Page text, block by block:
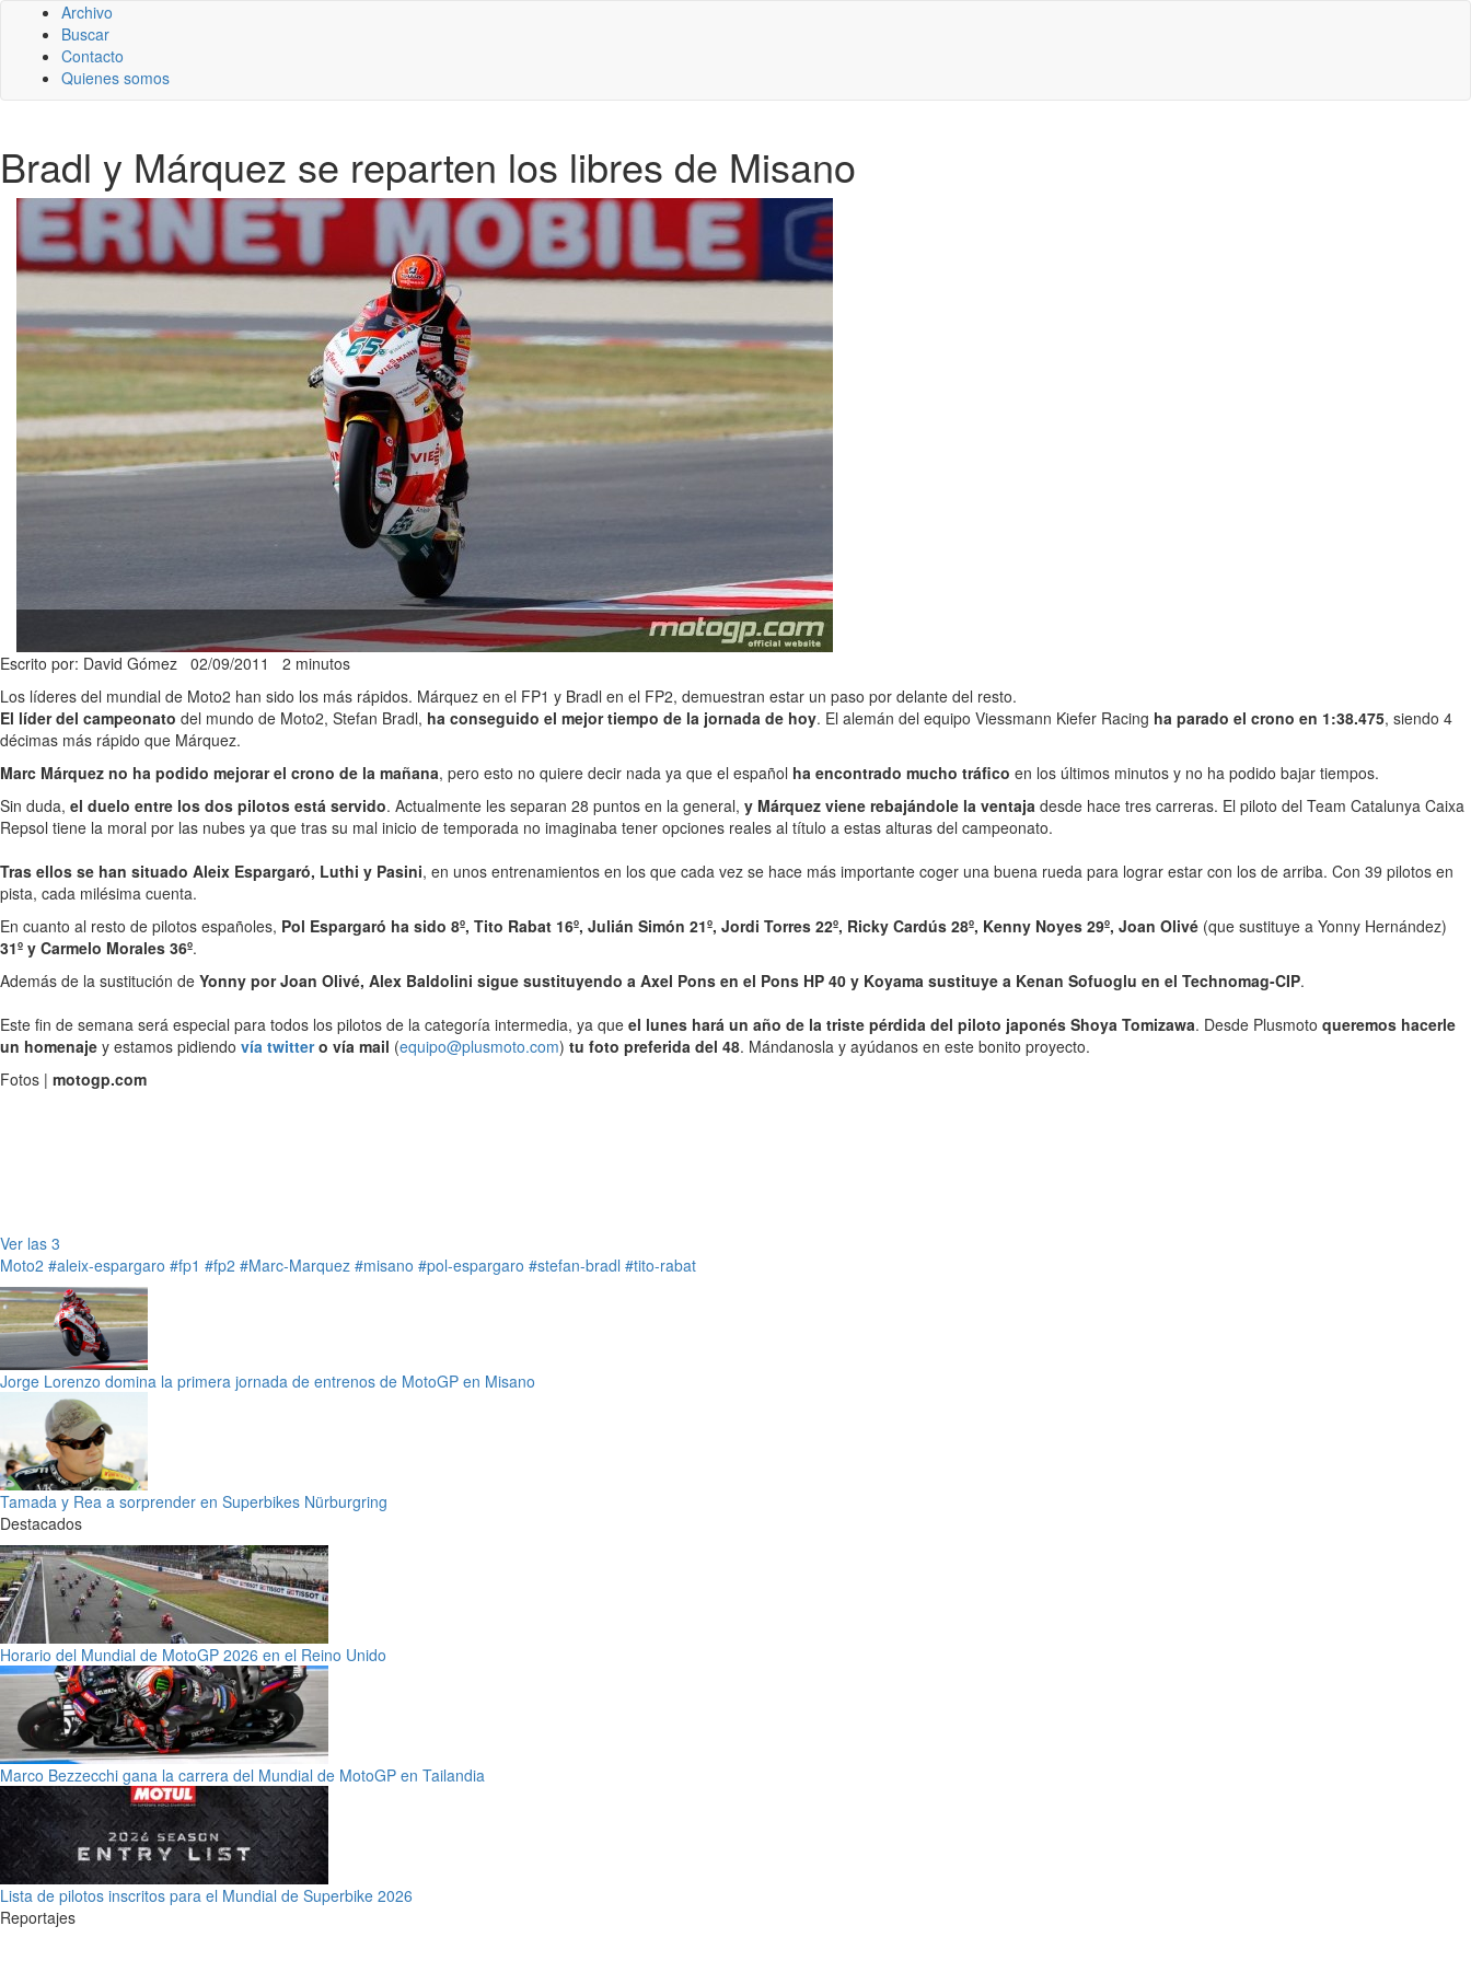
Archivo
Buscar
Contacto
Quienes somos
Bradl y Márquez se reparten los libres de Misano
Escrito por: David Gómez 02/09/2011 2 minutos
Los líderes del mundial de Moto2 han sido los más rápidos. Márquez en el FP1 y Bradl en el FP2, demuestran estar un paso por delante del resto.
El líder del campeonato del mundo de Moto2, Stefan Bradl, ha conseguido el mejor tiempo de la jornada de hoy. El alemán del equipo Viessmann Kiefer Racing ha parado el crono en 1:38.475, siendo 4
décimas más rápido que Márquez.
Marc Márquez no ha podido mejorar el crono de la mañana, pero esto no quiere decir nada ya que el español ha encontrado mucho tráfico en los últimos minutos y no ha podido bajar tiempos.
Sin duda, el duelo entre los dos pilotos está servido. Actualmente les separan 28 puntos en la general, y Márquez viene rebajándole la ventaja desde hace tres carreras. El piloto del Team Catalunya Caixa
Repsol tiene la moral por las nubes ya que tras su mal inicio de temporada no imaginaba tener opciones reales al título a estas alturas del campeonato.
Tras ellos se han situado Aleix Espargaró, Luthi y Pasini, en unos entrenamientos en los que cada vez se hace más importante coger una buena rueda para lograr estar con los de arriba. Con 39 pilotos en
pista, cada milésima cuenta.
En cuanto al resto de pilotos españoles, Pol Espargaró ha sido 8º, Tito Rabat 16º, Julián Simón 21º, Jordi Torres 22º, Ricky Cardús 28º, Kenny Noyes 29º, Joan Olivé (que sustituye a Yonny Hernández)
31º y Carmelo Morales 36º.
Además de la sustitución de Yonny por Joan Olivé, Alex Baldolini sigue sustituyendo a Axel Pons en el Pons HP 40 y Koyama sustituye a Kenan Sofuoglu en el Technomag-CIP.
Este fin de semana será especial para todos los pilotos de la categoría intermedia, ya que el lunes hará un año de la triste pérdida del piloto japonés Shoya Tomizawa. Desde Plusmoto queremos hacerle
un homenaje y estamos pidiendo vía twittero vía mail (equipo@plusmoto.com) tu foto preferida del 48. Mándanosla y ayúdanos en este bonito proyecto.
Fotos | motogp.com
Ver las 3
Moto2 #aleix-espargaro #fp1 #fp2 #Marc-Marquez #misano #pol-espargaro #stefan-bradl #tito-rabat
Jorge Lorenzo domina la primera jornada de entrenos de MotoGP en Misano
Tamada y Rea a sorprender en Superbikes Nürburgring
Destacados
Horario del Mundial de MotoGP 2026 en el Reino Unido
Marco Bezzecchi gana la carrera del Mundial de MotoGP en Tailandia
Lista de pilotos inscritos para el Mundial de Superbike 2026
Reportajes